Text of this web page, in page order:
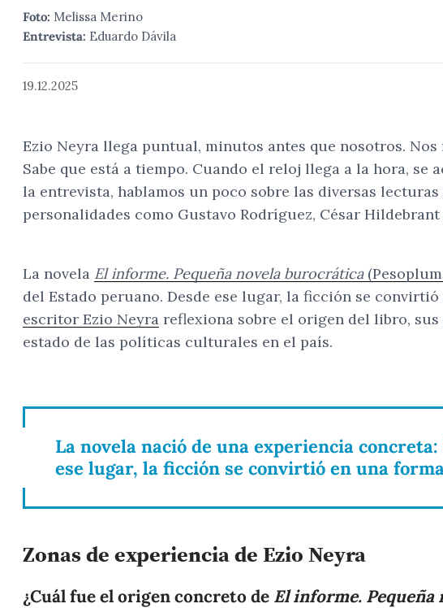
Foto: Melissa Merino
Entrevista: Eduardo Dávila
19.12.2025
Ezio Neyra llega puntual, minutos antes que nosotros.
Sabe que está a tiempo. Cuando el reloj llega a la hora, se
la entrevista, hablamos un poco sobre las diversas
personalidades como Gustavo Rodríguez, César Hildebrant
La novela El informe. Pequeña novela burocrática
del Estado peruano. Desde ese lugar, la ficción se
escritor Ezio Neyra reflexiona sobre el origen del libro,
estado de las políticas culturales en el país.
La novela nació de una experiencia
ese lugar, la ficción se convirtió en una
Zonas de experiencia de Ezio Neyra
¿Cuál fue el origen concreto de El informe.